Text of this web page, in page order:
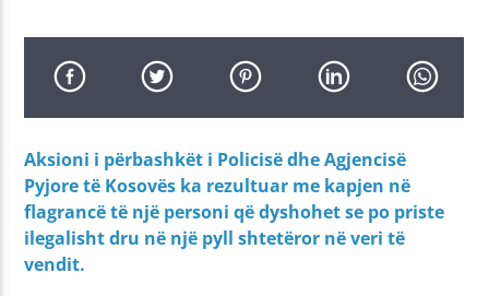
Aksioni i përbashkët i Policisë dhe Agjencisë
Pyjore të Kosovës ka rezultuar me kapjen në
flagrancë të një personi që dyshohet se po priste
ilegalisht dru në një pyll shtetëror në veri të
vendit.